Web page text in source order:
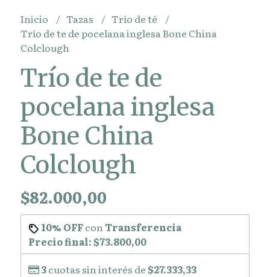
Inicio Tazas
Trío de té
Trío de te de pocelana inglesa Bone China
Colclough
Trío de te de
pocelana inglesa
Bone China
Colclough
$82.000,00
10% OFFcon Transferencia
Precio final:$73.800,00
3cuotas sin interés de$27.333,33